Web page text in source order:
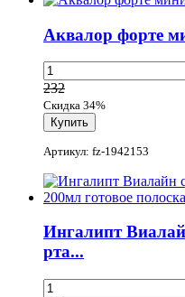
Аквалор форте
232
Скидка 34%
Артикул: fz-1942153
Ингалипт
рта...